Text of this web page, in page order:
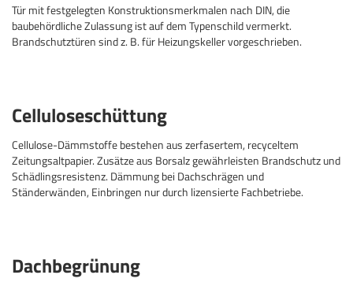
Tür mit festgelegten Konstruktionsmerkmalen nach DIN, die
baubehördliche Zulassung ist auf dem Typenschild vermerkt.
Brandschutztüren sind z. B. für Heizungskeller vorgeschrieben.
Celluloseschüttung
Cellulose-Dämmstoffe bestehen aus zerfasertem, recyceltem
Zeitungsaltpapier. Zusätze aus Borsalz gewährleisten Brandschutz und
Schädlingsresistenz. Dämmung bei Dachschrägen und
Ständerwänden, Einbringen nur durch lizensierte Fachbetriebe.
Dachbegrünung